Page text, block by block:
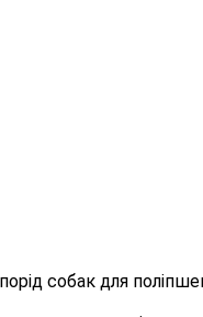
собак для